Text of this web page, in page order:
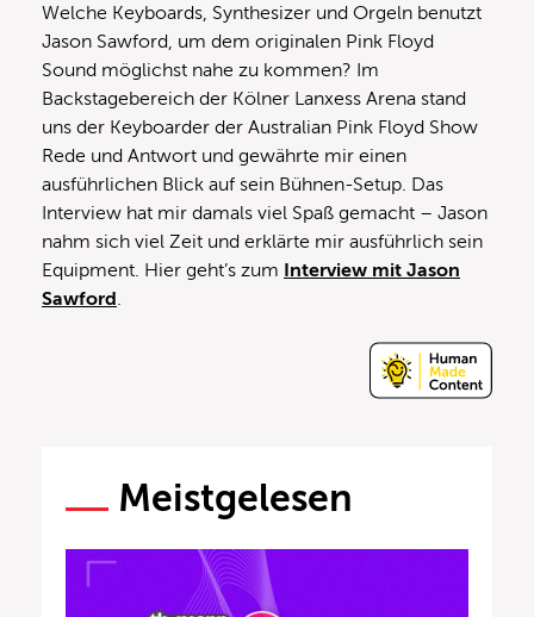
Welche Keyboards, Synthesizer und Orgeln benutzt
Jason Sawford, um dem originalen Pink Floyd
Sound möglichst nahe zu kommen? Im
Backstagebereich der Kölner Lanxess Arena stand
uns der Keyboarder der Australian Pink Floyd Show
Rede und Antwort und gewährte mir einen
ausführlichen Blick auf sein Bühnen-Setup. Das
Interview hat mir damals viel Spaß gemacht – Jason
nahm sich viel Zeit und erklärte mir ausführlich sein
Equipment. Hier geht’s zum Interview mit Jason
Sawford.
Meistgelesen